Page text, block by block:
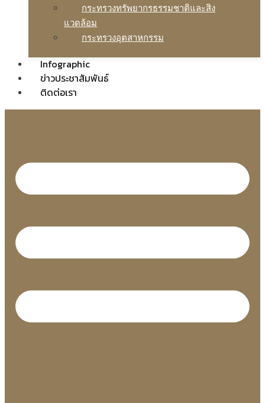
กระทรวงทรัพยากรธรรมชาติและสิง
แวดล้อม
กระทรวงอุตสาหกรรม
Infographic
ข่าวประชาสัมพันธ์
ติดต่อเรา